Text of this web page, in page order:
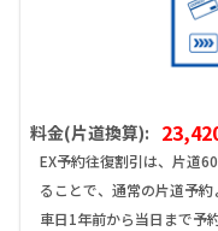
料金(片道換算):
EX予約往復割引は、片道
ることで、通常の片道予
車日1年前から当日まで予